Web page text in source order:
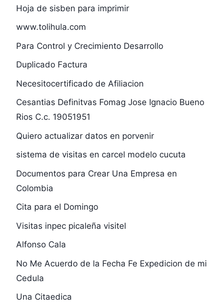
Hoja de sisben para imprimir
www.tolihula.com
Para Control y Crecimiento Desarrollo
Duplicado Factura
Necesitocertificado de Afiliacion
Cesantias Definitvas Fomag Jose Ignacio Bueno
Rios C.c. 19051951
Quiero actualizar datos en porvenir
sistema de visitas en carcel modelo cucuta
Documentos para Crear Una Empresa en
Colombia
Cita para el Domingo
Visitas inpec picaleña visitel
Alfonso Cala
No Me Acuerdo de la Fecha Fe Expedicion de mi
Cedula
Una Citaedica